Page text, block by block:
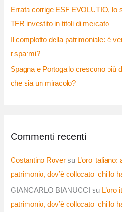
Errata corrige ESF EVOLUTIO, lo
TFR investito in titoli di mercato
Il complotto della patrimoniale: è
risparmi?
Spagna e Portogallo crescono più
che sia un miracolo?
Commenti recenti
Costantino Rover su L’oro italiano:
patrimonio, dov’è collocato, chi lo
GIANCARLO BIANUCCI su L’oro
patrimonio, dov’è collocato, chi lo